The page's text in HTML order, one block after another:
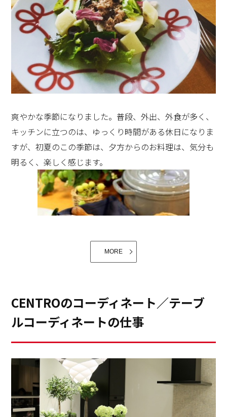
爽やかな季節になりました。普段、外出、外食が多く、
キッチンに立つのは、ゆっくり時間がある休日になりま
すが、初夏のこの季節は、夕方からのお料理は、気分も
明るく、楽しく感じます。
出しやすく、しまいやすい収納である事。使い勝手の良
さと、リラックス出来る色と空間でしょうか？キッチン
は、開放的に窓が広く空き、日が入る事が理想です。休
日に作るのは、その日の仕入れ次第。マーケットに行っ
MORE
CENTROのコーディネート／テーブ
ルコーディネートの仕事